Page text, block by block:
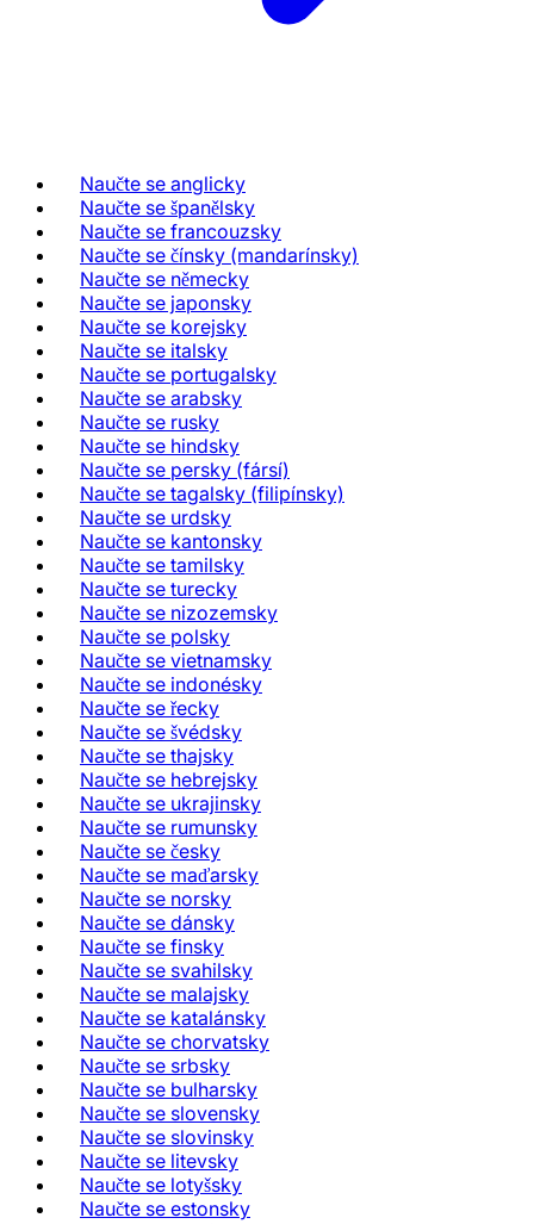
Naučte se anglicky
Naučte se španělsky
Naučte se francouzsky
Naučte se čínsky (mandarínsky)
Naučte se německy
Naučte se japonsky
Naučte se korejsky
Naučte se italsky
Naučte se portugalsky
Naučte se arabsky
Naučte se rusky
Naučte se hindsky
Naučte se persky (fársí)
Naučte se tagalsky (filipínsky)
Naučte se urdsky
Naučte se kantonsky
Naučte se tamilsky
Naučte se turecky
Naučte se nizozemsky
Naučte se polsky
Naučte se vietnamsky
Naučte se indonésky
Naučte se řecky
Naučte se švédsky
Naučte se thajsky
Naučte se hebrejsky
Naučte se ukrajinsky
Naučte se rumunsky
Naučte se česky
Naučte se maďarsky
Naučte se norsky
Naučte se dánsky
Naučte se finsky
Naučte se svahilsky
Naučte se malajsky
Naučte se katalánsky
Naučte se chorvatsky
Naučte se srbsky
Naučte se bulharsky
Naučte se slovensky
Naučte se slovinsky
Naučte se litevsky
Naučte se lotyšsky
Naučte se estonsky